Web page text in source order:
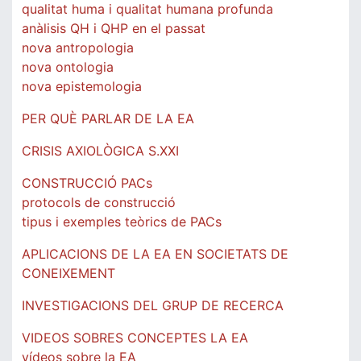
qualitat huma i qualitat humana profunda
anàlisis QH i QHP en el passat
nova antropologia
nova ontologia
nova epistemologia
PER QUÈ PARLAR DE LA EA
CRISIS AXIOLÒGICA S.XXI
CONSTRUCCIÓ PACs
protocols de construcció
tipus i exemples teòrics de PACs
APLICACIONS DE LA EA EN SOCIETATS DE
CONEIXEMENT
INVESTIGACIONS DEL GRUP DE RECERCA
VIDEOS SOBRES CONCEPTES LA EA
vídeos sobre la EA